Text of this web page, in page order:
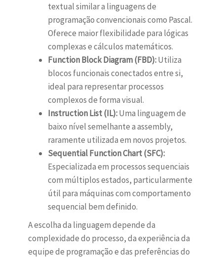
textual similar a linguagens de
programação convencionais como Pascal.
Oferece maior flexibilidade para lógicas
complexas e cálculos matemáticos.
Function Block Diagram (FBD):Utiliza
blocos funcionais conectados entre si,
ideal para representar processos
complexos de forma visual.
Instruction List (IL):Uma linguagem de
baixo nível semelhante a assembly,
raramente utilizada em novos projetos.
Sequential Function Chart (SFC):
Especializada em processos sequenciais
com múltiplos estados, particularmente
útil para máquinas com comportamento
sequencial bem definido.
A escolha da linguagem depende da
complexidade do processo, da experiência da
equipe de programação e das preferências do